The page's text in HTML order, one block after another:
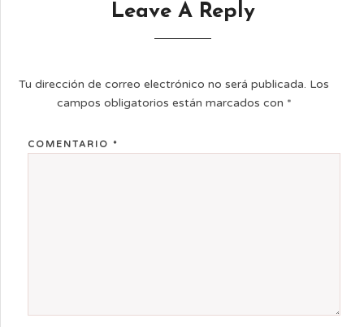
Leave A Reply
Tu dirección de correo electrónico no será publicada. Los
campos obligatorios están marcados con *
COMENTARIO *